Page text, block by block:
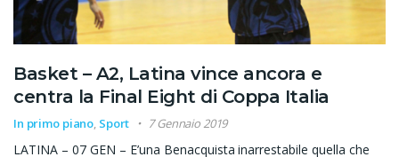
Basket – A2, Latina vince ancora e
centra la Final Eight di Coppa Italia
In primo piano, Sport 7 Gennaio 2019
LATINA – 07 GEN – E’una Benacquista inarrestabile quella che